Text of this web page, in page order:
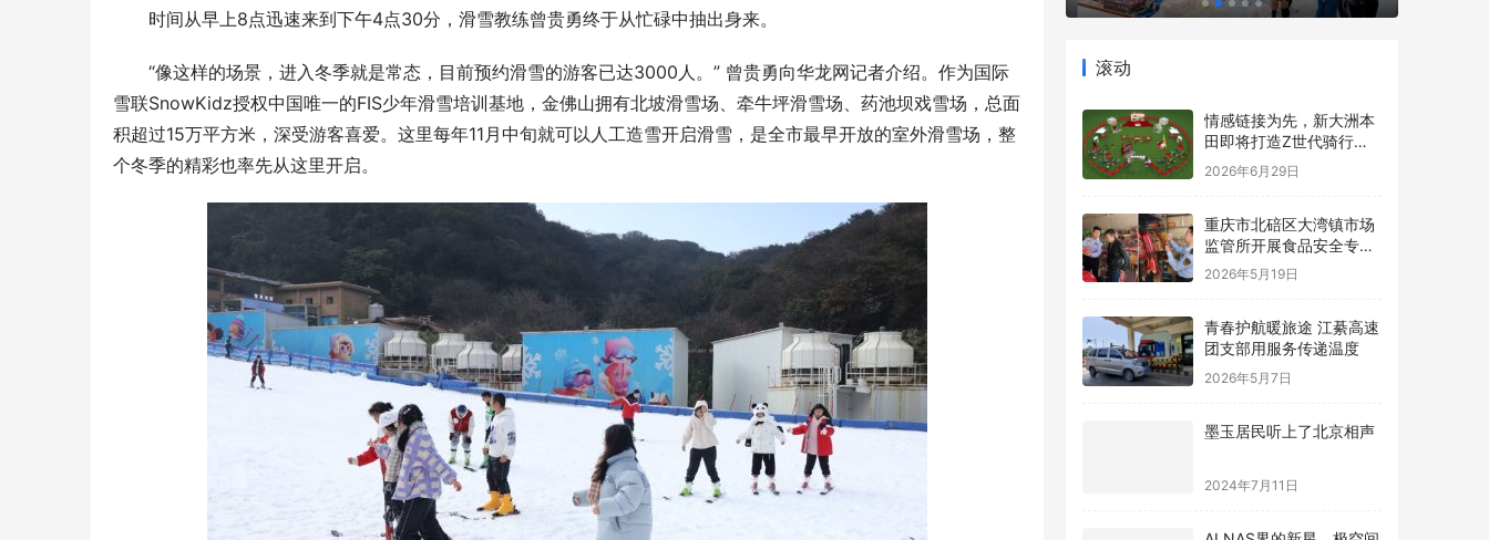
时间从早上8点迅速来到下午4点30分，滑雪教练曾贵勇终于从忙碌中抽出身来。
“像这样的场景，进入冬季就是常态，目前预约滑雪的游客已达3000人。” 曾贵勇向华龙网记者介绍。作为国际
雪联SnowKidz授权中国唯一的FIS少年滑雪培训基地，金佛山拥有北坡滑雪场、牵牛坪滑雪场、药池坝戏雪场，总面
积超过15万平方米，深受游客喜爱。这里每年11月中旬就可以人工造雪开启滑雪，是全市最早开放的室外滑雪场，整
个冬季的精彩也率先从这里开启。
滚动
情感链接为先，新大洲本
田即将打造Z世代骑行内
容新标杆
2026年6月29日
重庆市北碚区大湾镇市场
监管所开展食品安全专项
检查
2026年5月19日
青春护航暖旅途 江綦高速
团支部用服务传递温度
2026年5月7日
墨玉居民听上了北京相声
2024年7月11日
AI NAS界的新星，极空间